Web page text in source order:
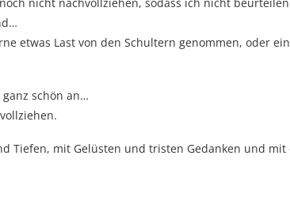
nicht nachvollziehen, sodass ich nicht
etwas Last von den Schultern genommen, oder
schön an…
Tiefen, mit Gelüsten und tristen Gedanken und mit